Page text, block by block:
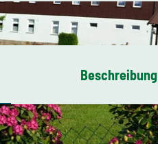
Beschreibung